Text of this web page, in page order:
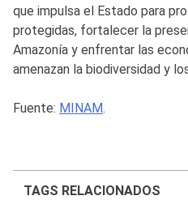
que impulsa el Estado para
protegidas, fortalecer la
Amazonía y enfrentar las
amenazan la biodiversidad y
Fuente: MINAM.
TAGS RELACIONADOS